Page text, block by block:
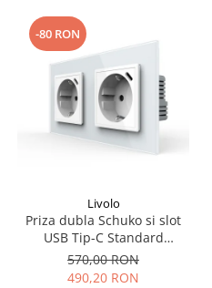
-80 RON
Livolo
Priza dubla Schuko si slot
USB Tip-C Standard
German 2M cu panou din
sticla
570,00 RON
490,20 RON